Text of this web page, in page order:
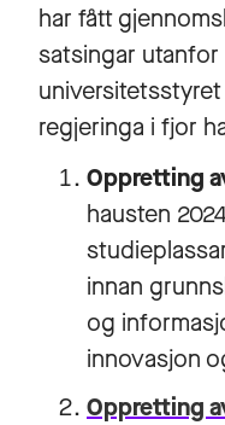
har fått
satsingar utanfor
regjeringa i fjor
Oppretting
hausten
innan
og
innovasjon
Oppretting